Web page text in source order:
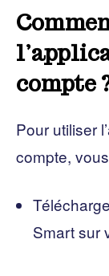
compte
Pour utiliser
compte,
Smart sur